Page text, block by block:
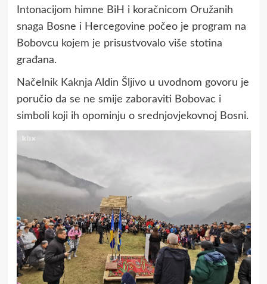
Intonacijom himne BiH i koračnicom Oružanih
snaga Bosne i Hercegovine počeo je program na
Bobovcu kojem je prisustvovalo više stotina
građana.
Načelnik Kaknja Aldin Šljivo u uvodnom govoru je
poručio da se ne smije zaboraviti Bobovac i
simboli koji ih opominju o srednjovjekovnoj Bosni.